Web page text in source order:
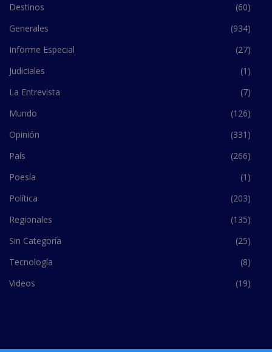
Destinos
(60)
Generales
(934)
Informe Especial
(27)
Judiciales
(1)
La Entrevista
(7)
Mundo
(126)
Opinión
(331)
País
(266)
Poesía
(1)
Política
(203)
Regionales
(135)
Sin Categoría
(25)
Tecnología
(8)
Videos
(19)